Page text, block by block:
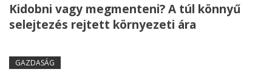
Kidobni vagy megmenteni? A túl könnyű
selejtezés rejtett környezeti ára
GAZDASÁG